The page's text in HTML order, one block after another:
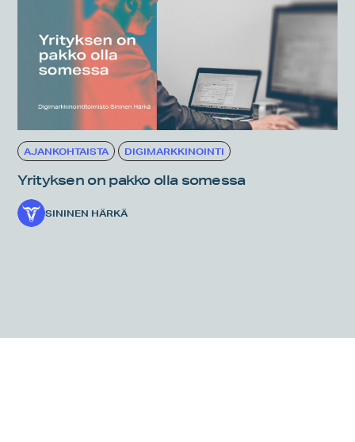
AJANKOHTAISTA DIGIMARKKINOINTI
Yrityksen on pakko olla somessa
SININEN HÄRKÄ